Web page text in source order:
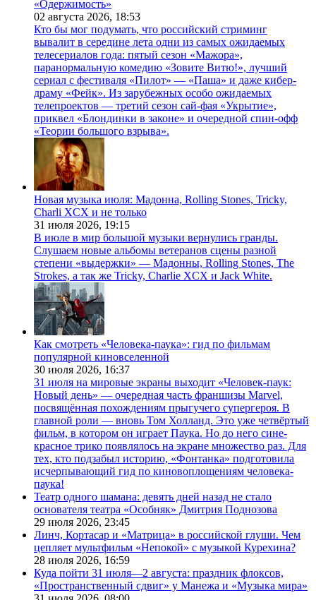
«Одержимость»
02 августа 2026, 18:53
Кто бы мог подумать, что российский стриминг
вывалит в середине лета одни из самых ожидаемых
телесериалов года: пятый сезон «Мажора»,
паранормальную комедию «Зовите Витю!», лучший
сериал с фестиваля «Пилот» — «Паша» и даже кибер-
драму «Фейк». Из зарубежных особо ожидаемых
телепроектов — третий сезон сай-фая «Укрытие»,
приквел «Блондинки в законе» и очередной спин-офф
«Теории большого взрыва».
Новая музыка июля: Мадонна, Rolling Stones, Tricky,
Charli XCX и не только
31 июля 2026, 19:15
В июле в мир большой музыки вернулись гранды.
Слушаем новые альбомы ветеранов сцены разной
степени «выдержки» — Мадонны, Rolling Stones, The
Strokes, а так же Tricky, Charlie XCX и Jack White.
Как смотреть «Человека-паука»: гид по фильмам
популярной киновселенной
30 июля 2026, 16:37
31 июля на мировые экраны выходит «Человек-паук:
Новый день» — очередная часть франшизы Marvel,
посвящённая похождениям прыгучего супергероя. В
главной роли — вновь Том Холланд. Это уже четвёртый
фильм, в котором он играет Паука. Но до него сине-
красное трико появлялось на экране множество раз. Для
тех, кто подзабыл историю, «Фонтанка» подготовила
исчерпывающий гид по киновоплощениям человека-
паука!
Театр одного шамана: девять дней назад не стало
основателя театра «Особняк» Дмитрия Поднозова
29 июля 2026, 23:45
Линч, Кортасар и «Матрица» в российской глуши. Чем
цепляет мультфильм «Непокой» с музыкой Курехина?
28 июля 2026, 16:59
Куда пойти 31 июля—2 августа: праздник флоксов,
«Пространственный сдвиг» у Манежа и «Музыка мира»